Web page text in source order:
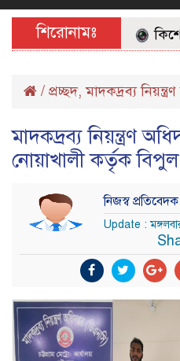
শিরোনামঃ কিশোর
/ প্রচ্ছদ,মাদকদ্রব্য
মাদকদ্রব্য নিয়ন্ত্রণ
নোয়াখালী কর্তৃক
নিজস্ব প্রতিবেদক
Update :